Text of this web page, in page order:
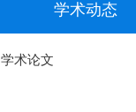
学术动态
学术论文